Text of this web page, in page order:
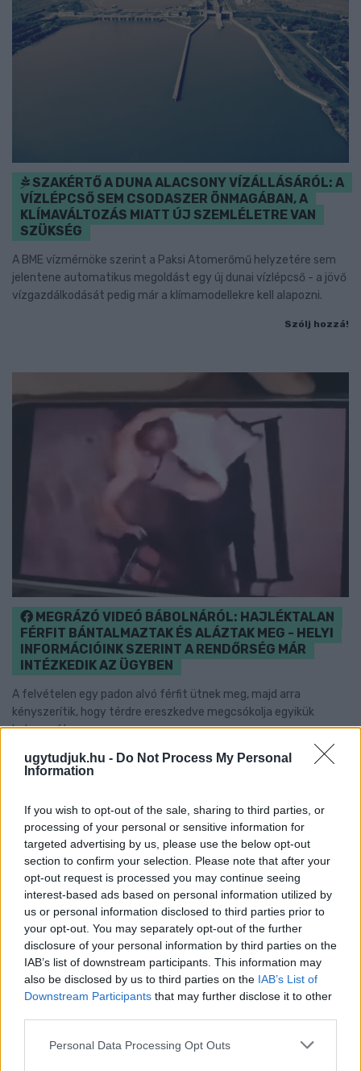
ugytudjuk.hu - Do Not Process My Personal
Information
If you wish to opt-out of the sale, sharing to third parties, or
processing of your personal or sensitive information for
targeted advertising by us, please use the below opt-out
section to confirm your selection. Please note that after your
opt-out request is processed you may continue seeing
interest-based ads based on personal information utilized by
us or personal information disclosed to third parties prior to
your opt-out. You may separately opt-out of the further
disclosure of your personal information by third parties on the
IAB’s list of downstream participants. This information may
also be disclosed by us to third parties on the IAB’s List of
Downstream Participants that may further disclose it to other
Please note that this website/app uses one or more Google
Personal Data Processing Opt Outs
SZAKÉRTŐ A DUNA ALACSONY VÍZÁLLÁSÁRÓL: A
VÍZLÉPCSŐ SEM CSODASZER ÖNMAGÁBAN, A
KLÍMAVÁLTOZÁS MIATT ÚJ SZEMLÉLETRE VAN
SZÜKSÉG
A BME vízmérnöke szerint a Paksi Atomerőmű helyzetére sem
jelentene automatikus megoldást egy új dunai vízlépcső - a jövő
vízgazdálkodását pedig már a klímamodellekre kell alapozni.
Szólj hozzá!
MEGRÁZÓ VIDEÓ BÁBOLNÁRÓL: HAJLÉKTALAN
FÉRFIT BÁNTALMAZTAK ÉS ALÁZTAK MEG - HELYI
INFORMÁCIÓINK SZERINT A RENDŐRSÉG MÁR
INTÉZKEDIK AZ ÜGYBEN
A felvételen egy padon alvó férfit ütnek meg, majd arra
kényszerítik, hogy térdre ereszkedve megcsókolja egyikük
bakancsát.
Szólj hozzá!
LAKOSSÁGI FÓRUMON MUTATJÁK BE A